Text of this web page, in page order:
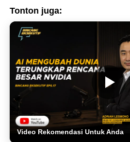
Tonton juga:
Video Rekomendasi Untuk Anda